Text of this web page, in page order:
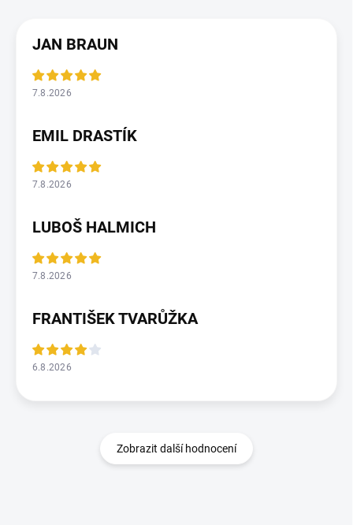
JAN BRAUN
7.8.2026
EMIL DRASTÍK
7.8.2026
LUBOŠ HALMICH
7.8.2026
FRANTIŠEK TVARŮŽKA
6.8.2026
Zobrazit další hodnocení